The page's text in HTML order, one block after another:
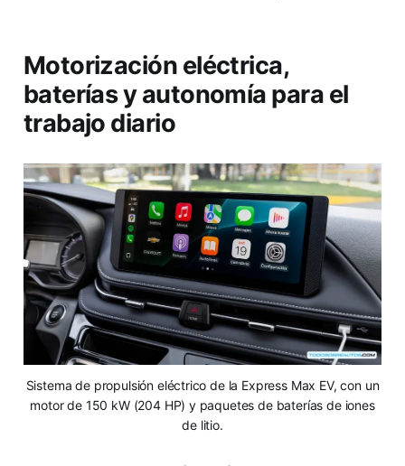
Motorización eléctrica,
baterías y autonomía para el
trabajo diario
Sistema de propulsión eléctrico de la Express Max EV, con un
motor de 150 kW (204 HP) y paquetes de baterías de iones
de litio.